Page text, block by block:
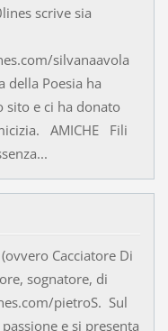
scrive sia
silvanaavola
della Poesia ha
sito e ci ha donato
AMICHE Fili
Cacciatore Di
sognatore, di
pietroS. Sul
e si presenta